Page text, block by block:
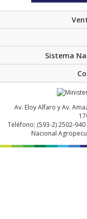
Sistema
Av. Eloy Alfaro y Av.
Teléfono: (593-2) 2502-
Nacional